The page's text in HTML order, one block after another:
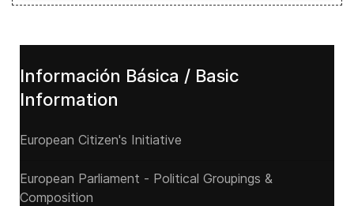
Información Básica / Basic
Information
European Citizen's Initiative
European Parliament - Political Groupings &
Composition